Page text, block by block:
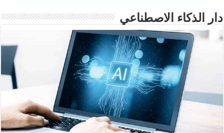
دار الذكاء الاصطناعي